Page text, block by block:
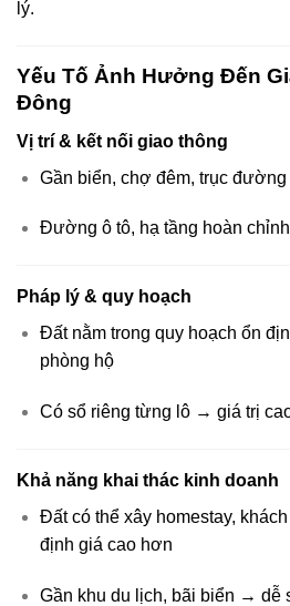
lý.
Yếu Tố Ảnh Hưởng Đến
Đông
Vị trí & kết nối giao thông
Gần biển, chợ đêm, trục
Đường ô tô, hạ tầng hoàn
Pháp lý & quy hoạch
Đất nằm trong quy hoạch ổn
phòng hộ
Có sổ riêng từng lô → giá trị
Khả năng khai thác kinh doanh
Đất có thể xây homestay,
định giá cao hơn
Gần khu du lịch, bãi biển → dễ